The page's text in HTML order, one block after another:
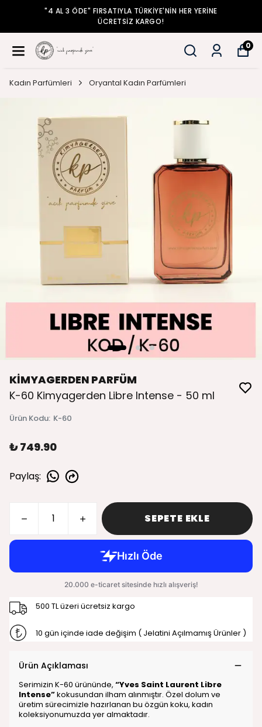
"4 AL 3 ÖDE" FIRSATIYLA TÜRKİYE'NİN HER YERİNE
ÜCRETSİZ KARGO!
0
Kadın Parfümleri Oryantal Kadın Parfümleri
KİMYAGERDEN PARFÜM
K-60 Kimyagerden Libre Intense - 50 ml
Ürün Kodu: K-60
₺ 749.90
Paylaş:
SEPETE EKLE
500 TL üzeri ücretsiz kargo
10 gün içinde iade değişim ( Jelatini Açılmamış Ürünler )
Ürün Açıklaması
Serimizin K-60 ürününde, “Yves Saint Laurent Libre
Intense”kokusundan ilham alınmıştır. Özel dolum ve
üretim sürecimizle hazırlanan bu özgün koku, kadın
koleksiyonumuzda yer almaktadır.